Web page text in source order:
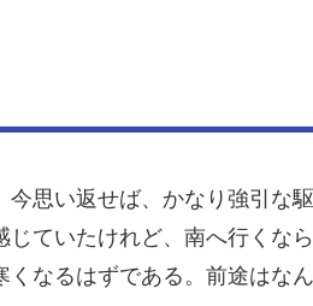
思い返せば、かなり強引な
ていたけれど、南へ行くな
なるはずである。前途はなん